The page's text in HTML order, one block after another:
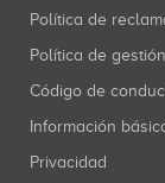
Política de
Política de
Código de
Información
Privacidad